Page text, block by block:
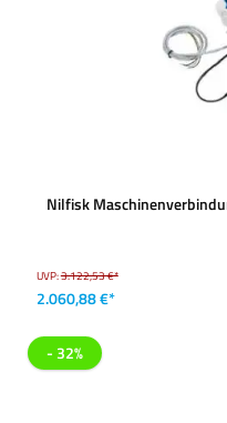
Nilfisk
UVP:3.122,53 €*
2.060,88 €*
- 32%